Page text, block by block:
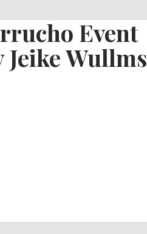
Event
Wullms